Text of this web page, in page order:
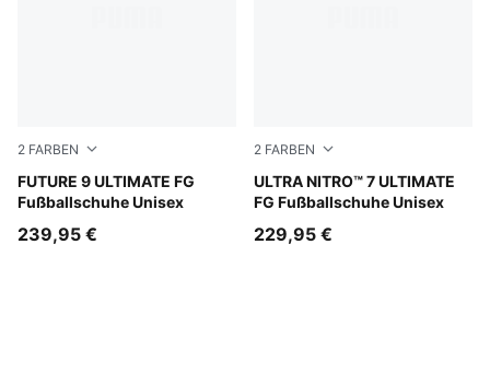
2 FARBEN
FUTURE 9 ULTIMATE FG
Fußballschuhe Unisex
PUMA Black-Intense Mint-PUMA White
239,95 €
2 FARBEN
ULTRA NITRO™ 7 ULTIMATE
FG Fußballschuhe Unisex
PUMA Black-Intense Mint
229,95 €